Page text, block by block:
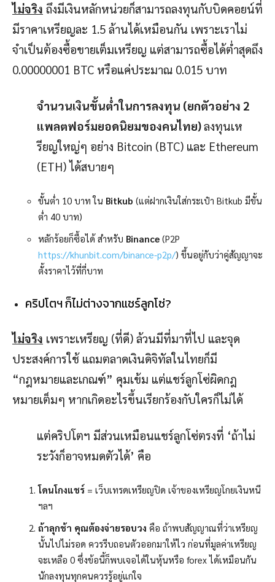
ไม่จริง ถึงมีเงินหลักหน่วยก็สามารถลงทุนกับบิดคอยน์ที่
มีราคาเหรียญละ 1.5 ล้านได้เหมือนกัน เพราะเราไม่
จำเป็นต้องซื้อขายเต็มเหรียญ แต่สามารถซื้อได้ต่ำสุดถึง
0.00000001 BTC หรือแค่ประมาณ 0.015 บาท
จำนวนเงินขั้นต่ำในการลงทุน (ยกตัวอย่าง 2
แพลตฟอร์มยอดนิยมของคนไทย)ลงทุนเห
รียญใหญ่ๆ อย่าง Bitcoin (BTC) และ Ethereum
(ETH) ได้สบายๆ
ขั้นต่ำ 10 บาท ใน Bitkub (แต่ฝากเงินใส่กระเป๋า Bitkub มีขั้น
ตํ่า 40 บาท)
หลักร้อยก็ซื้อได้ สำหรับ Binance (P2P
https://khunbit.com/binance-p2p/) ขึ้นอยู่กับว่าคู่สัญญาจะ
ตั้งราคาไว้ที่กี่บาท
คริปโตฯ ก็ไม่ต่างจากแชร์ลูกโซ่?
ไม่จริง เพราะเหรียญ (ที่ดี) ล้วนมีที่มาที่ไป และจุด
ประสงค์การใช้ แถมตลาดเงินดิจิทัลในไทยก็มี
“กฎหมายและเกณฑ์” คุมเข้ม แต่แชร์ลูกโซ่ผิดกฎ
หมายเต็มๆ หากเกิดอะไรขึ้นเรียกร้องกับใครก็ไม่ได้
แต่คริปโตฯ มีส่วนเหมือนแชร์ลูกโซ่ตรงที่ ‘ถ้าไม่
ระวังก็อาจหมดตัวได้’ คือ
โดนโกงแชร์ = เว็บเทรดเหรียญปิด เจ้าของเหรียญโกยเงินหนี
ฯลฯ
ถ้าลุกช้า คุณต้องจ่ายรอบวง คือ ถ้าพบสัญญาณที่ว่าเหรียญ
นั้นไปไม่รอด ควรรีบถอนตัวออกมาให้ไว ก่อนที่มูลค่าเหรียญ
จะเหลือ 0 ซึ่งข้อนี้ก็พบเจอได้ในหุ้นหรือ forex ได้เหมือนกัน
นักลงทุนทุกคนควรรู้อยู่แก่ใจ